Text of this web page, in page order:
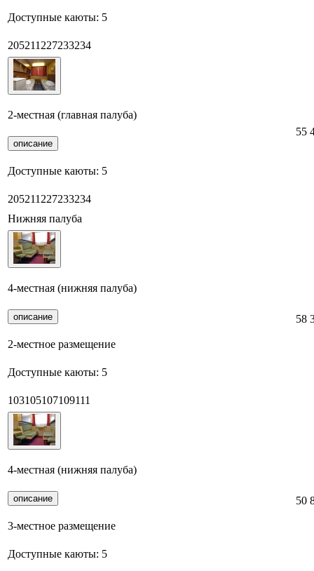
Доступные каюты: 5
205211 227233234
2-местная (главная палуба)
описание
Доступные каюты: 5
205211 227233234
55
Нижняя палуба
4-местная (нижняя палуба)
описание
2-местное размещение
Доступные каюты: 5
103105107109111
58
4-местная (нижняя палуба)
описание
3-местное размещение
Доступные каюты: 5
50